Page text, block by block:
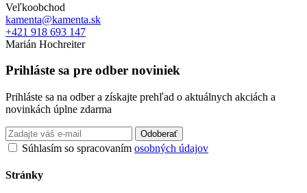
Veľkoobchod
kamenta@kamenta.sk
+421 918 693 147
Marián Hochreiter
Prihláste sa pre odber noviniek
Prihláste sa na odber a získajte prehľad o aktuálnych akciách a
novinkách úplne zdarma
Odoberať
Súhlasím so spracovaním osobných údajov
Stránky